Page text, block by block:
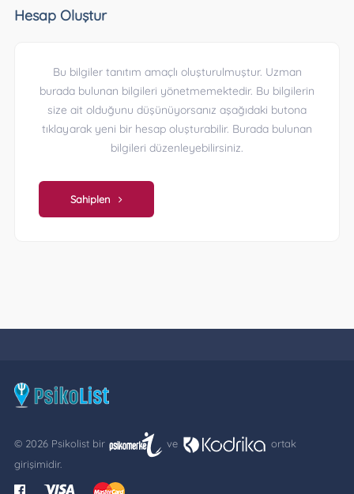
Hesap Oluştur
Bu bilgiler tanıtım amaçlı oluşturulmuştur. Uzman
burada bulunan bilgileri yönetmemektedir. Bu bilgilerin
size ait olduğunu düşünüyorsanız aşağıdaki butona
tıklayarak yeni bir hesap oluşturabilir. Burada bulunan
bilgileri düzenleyebilirsiniz.
Sahiplen
© 2026 Psikolist bir ve
ortak
girişimidir.